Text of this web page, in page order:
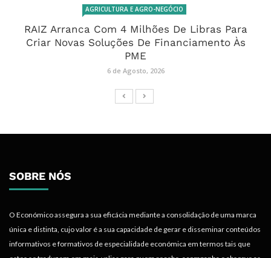
AGRICULTURA E AGRO-NEGÓCIO
RAIZ Arranca Com 4 Milhões De Libras Para
Criar Novas Soluções De Financiamento Às
PME
6 de Agosto, 2026
SOBRE NÓS
O Económico assegura a sua eficácia mediante a consolidação de uma marca
única e distinta, cujo valor é a sua capacidade de gerar e disseminar conteúdos
informativos e formativos de especialidade económica em termos tais que